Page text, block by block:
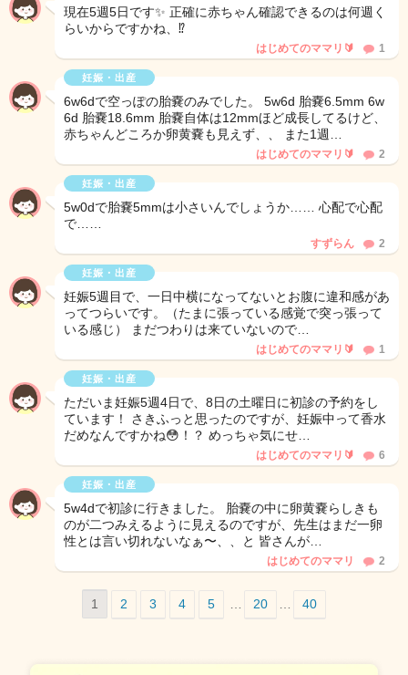
現在5週5日です✨ 正確に赤ちゃん確認できるのは何週く
らいからですかね、⁉️
はじめてのママリ🔰 1
妊娠・出産
6w6dで空っぽの胎嚢のみでした。 5w6d 胎嚢6.5mm 6w
6d 胎嚢18.6mm 胎嚢自体は12mmほど成長してるけど、
赤ちゃんどころか卵黄嚢も見えず、、 また1週…
はじめてのママリ🔰 2
妊娠・出産
5w0dで胎嚢5mmは小さいんでしょうか…… 心配で心配
で……
すずらん 2
妊娠・出産
妊娠5週目で、一日中横になってないとお腹に違和感があ
ってつらいです。（たまに張っている感覚で突っ張って
いる感じ） まだつわりは来ていないので…
はじめてのママリ🔰 1
妊娠・出産
ただいま妊娠5週4日で、8日の土曜日に初診の予約をし
ています！ さきふっと思ったのですが、妊娠中って香水
だめなんですかね😳！？ めっちゃ気にせ…
はじめてのママリ🔰 6
妊娠・出産
5w4dで初診に行きました。 胎嚢の中に卵黄嚢らしきも
のが二つみえるように見えるのですが、先生はまだ一卵
性とは言い切れないなぁ〜、、と 皆さんが…
はじめてのママリ 2
1 2 3 4 5 20 40